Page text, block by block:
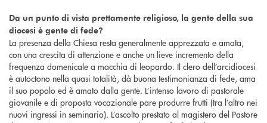
Da un punto di vista prettamente religioso, la gente della sua
diocesi è gente di fede?
La presenza della Chiesa resta generalmente apprezzata e amata,
con una crescita di attenzione e anche un lieve incremento della
frequenza domenicale a macchia di leopardo. Il clero dell’arcidiocesi
è autoctono nella quasi totalità, dà buona testimonianza di fede, ama
il suo popolo ed è amato dalla gente. L’intenso lavoro di pastorale
giovanile e di proposta vocazionale pare produrre frutti (tra l’altro nei
nuovi ingressi in seminario). L’ascolto prestato al magistero del Pastore